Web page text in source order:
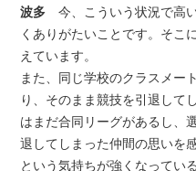
波多 今、こういう状況で高
くありがたいことです。そこ
えています。
また、同じ学校のクラスメー
り、そのまま競技を引退して
はまだ合同リーグがあるし、
退してしまった仲間の思いを
という気持ちが強くなってい